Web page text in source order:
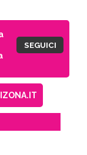
SEGUICI